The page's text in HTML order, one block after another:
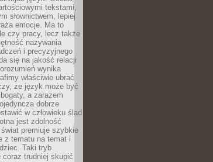
tekstami,
słownictwem, lepiej
emocje. Ma to
czy pracy, lecz także
nazywania
i precyzyjnego
się na jakość relacji
wynika
właściwie ubrać
że język może być
a zarazem
dobrze
w człowieku ślad
jest zdolność
premiuje szybkie
z tematu na temat i
Taki tryb
coraz trudniej skupić